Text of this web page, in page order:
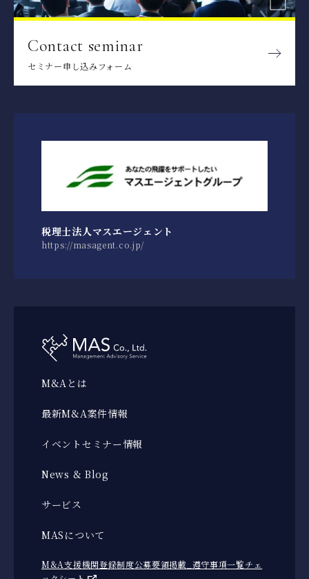
Contact seminar
セミナー申し込みフォーム
税理士法人マスエージェント
https://masagent.co.jp/
M&Aとは
最新M&A案件情報
イベントセミナー情報
News & Blog
サービス
MASについて
M&A支援機関登録制度公募要領掲載_遵守事項一覧チェ